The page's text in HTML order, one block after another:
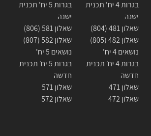
בגרות 4 יח' תכנית
ישנה
שאלון 481 (804)
שאלון 482 (805)
נושאים 4 יח'
בגרות 4 יח׳ תכנית
חדשה
שאלון 471
שאלון 472
בגרות 5 יח' תכנית
ישנה
שאלון 581 (806)
שאלון 582 (807)
נושאים 5 יח'
בגרות 5 יח׳ תכנית
חדשה
שאלון 571
שאלון 572